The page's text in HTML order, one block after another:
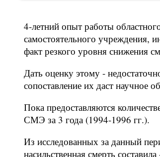
4-летний опыт работы
самостоятельного учреждения,
факт резкого уровня снижения
Дать оценку этому -
сопоставление их даст научное
Пока предоставляются
СМЭ за 3 года (1994-1996 гг.).
Из исследованных за данный
насильственная смерть составила